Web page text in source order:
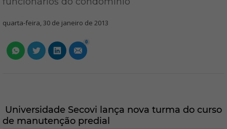
quarta-feira, 30 de janeiro de 2013
0
Universidade Secovi lança nova turma do curso
de manutenção predial